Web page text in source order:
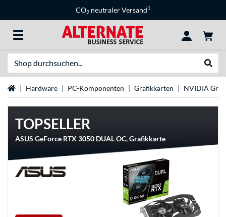
CO2 neutraler Versand1
StartseiteHardware PC-Komponenten Grafikkarten NVIDIA
TOPSELLER
ASUS GeForce RTX 3050 DUAL OC, Grafikkarte